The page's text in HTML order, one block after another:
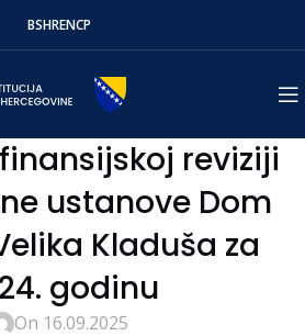
BSHRENСР
reviziji
ustanove Dom
Kladuša za
godinu
On 16.09.2025